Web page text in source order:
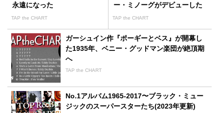
永遠になった
TAP the CHART
ー・ミノーグがデビューした
TAP the CHART
ガーシュイン作『ポーギーとベス』が開幕し
た1935年、ベニー・グッドマン楽団が絶頂期
へ
TAP the CHART
No.1アルバム1965-2017〜ブラック・ミュー
ジックのスーパースターたち(2023年更新)